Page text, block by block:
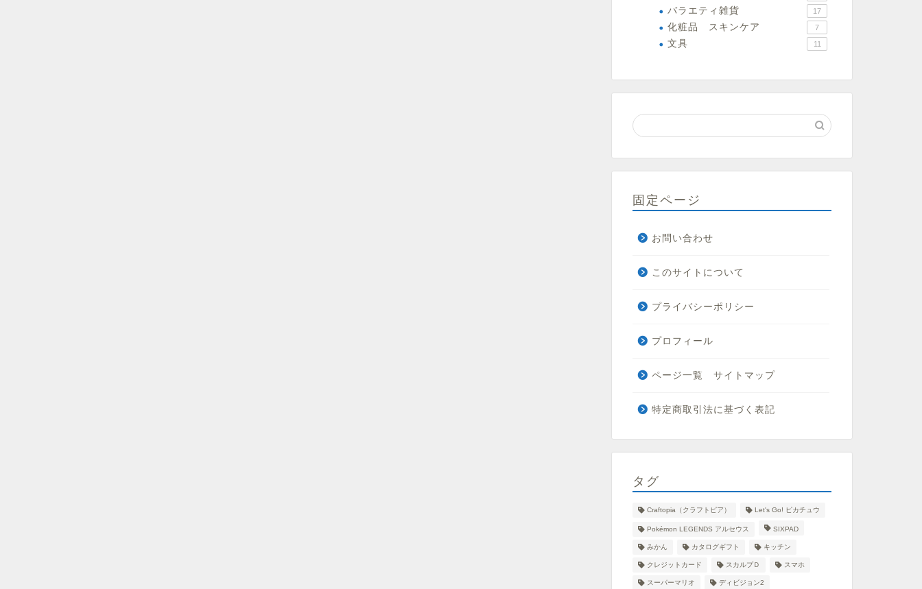
バラエティ雑貨 17
化粧品 スキンケア 7
文具 11
固定ページ
お問い合わせ
このサイトについて
プライバシーポリシー
プロフィール
ページ一覧 サイトマップ
特定商取引法に基づく表記
タグ
Craftopia（クラフトピア） Let's Go! ピカチュウ
Pokémon LEGENDS アルセウス SIXPAD
みかん カタログギフト キッチン
クレジットカード スカルプＤ スマホ
スーパーマリオ ディビジョン2